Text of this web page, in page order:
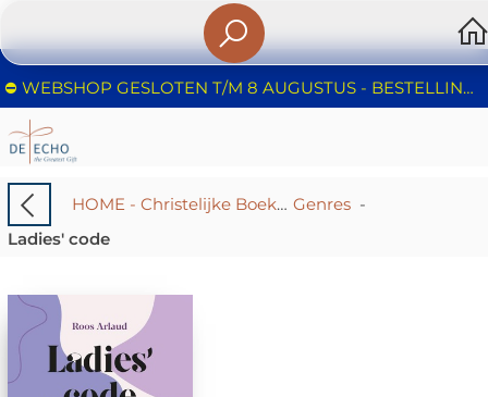
⛔️ WEBSHOP GESLOTEN T/M 8 AUGUSTUS - BESTELLINGEN WORDEN NIET IN BEHANDELING GENOMEN - FIJNE ZOMER!
HOME - Christelijke Boekhandel De Echo – Huizen | Boeken & Cadeaus Genres-
Ladies' code